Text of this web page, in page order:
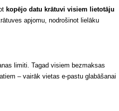
kopējo datu krātuvi visiem lietotāju
apjomu, nodrošinot lielāku
limiti. Tagad visiem bezmaksas
– vairāk vietas e-pastu glabāšanai